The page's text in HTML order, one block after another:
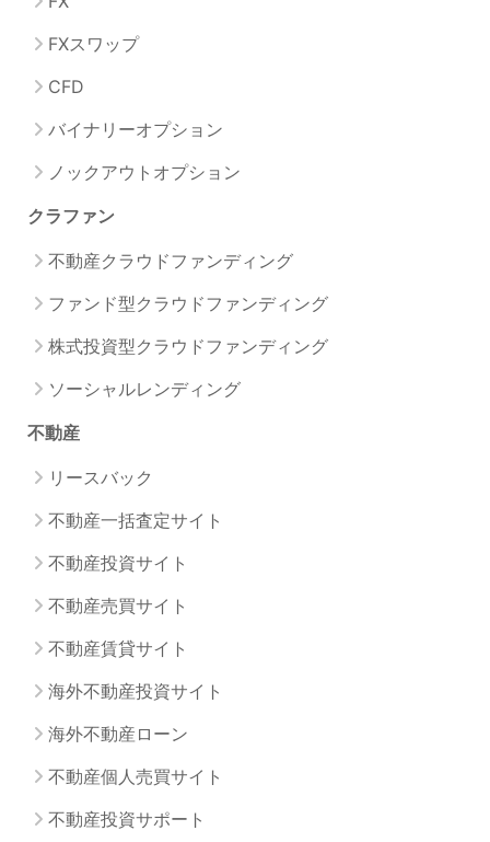
FXスワップ
CFD
バイナリーオプション
ノックアウトオプション
クラファン
不動産クラウドファンディング
ファンド型クラウドファンディング
株式投資型クラウドファンディング
ソーシャルレンディング
不動産
リースバック
不動産一括査定サイト
不動産投資サイト
不動産売買サイト
不動産賃貸サイト
海外不動産投資サイト
海外不動産ローン
不動産個人売買サイト
不動産投資サポート